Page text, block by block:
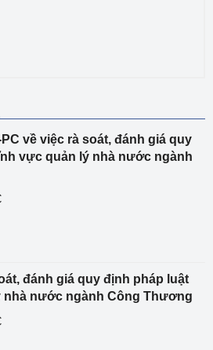
về việc rà soát, đánh giá quy
vực quản lý nhà nước ngành
đánh giá quy định pháp luật
nước ngành Công Thương